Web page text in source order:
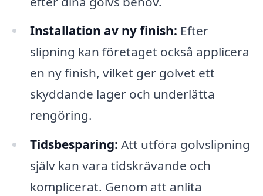
Installation av ny finish: Efter
slipning kan företaget också applicera
en ny finish, vilket ger golvet ett
skyddande lager och underlätta
rengöring.
Tidsbesparing: Att utföra golvslipning
själv kan vara tidskrävande och
komplicerat. Genom att anlita